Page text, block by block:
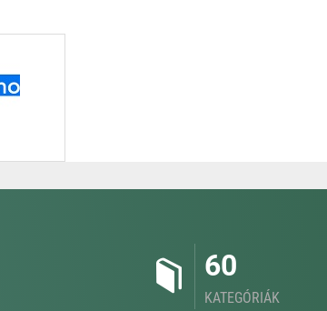
60
KATEGÓRIÁK